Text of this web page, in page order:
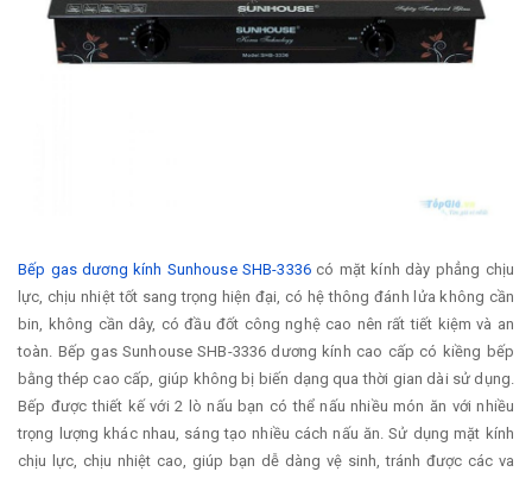
Bếp gas dương kính Sunhouse SHB-3336có mặt kính dày phẳng chịu
lực, chịu nhiệt tốt sang trọng hiện đại, có hệ thông đánh lửa không cần
bin, không cần dây, có đầu đốt công nghệ cao nên rất tiết kiệm và an
toàn. Bếp gas Sunhouse SHB-3336 dương kính cao cấp có kiềng bếp
bằng thép cao cấp, giúp không bị biến dạng qua thời gian dài sử dụng.
Bếp được thiết kế với 2 lò nấu bạn có thể nấu nhiều món ăn với nhiều
trọng lượng khác nhau, sáng tạo nhiều cách nấu ăn. Sử dụng mặt kính
chịu lực, chịu nhiệt cao, giúp bạn dễ dàng vệ sinh, tránh được các va